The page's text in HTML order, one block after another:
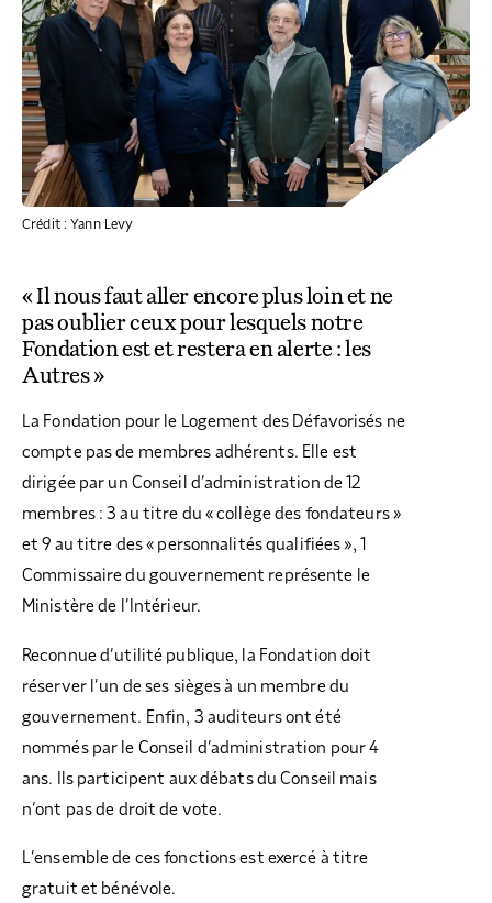
NOS AMIS, PARRAINS ET MARRAINES
NOS FONDATIONS ABRITÉES
NOS ÉVÉNEMENTS
NOUS REJOINDRE
ACCUEILLIR, ACCOMPAGNER, LOGER
SOUTENIR L’ENGAGEMENT DES HABITANTS
DÉFENDRE L’ACCÈS AUX DROITS
DONNER LES MOYENS D’AGIR
RAPPORTS SUR L’ÉTAT DU MAL-LOGEMENT
S’ENGAGER AUTREMENT
FAIRE UN DON IFI
PARTENARIATS ENTREPRISES
RÉDUCTIONS FISCALES
Crédit : Yann Levy
« Il nous faut aller encore plus loin et ne
pas oublier ceux pour lesquels notre
Fondation est et restera en alerte : les
Autres »
La Fondation pour le Logement des Défavorisés ne
compte pas de membres adhérents. Elle est
dirigée par un Conseil d’administration de 12
membres : 3 au titre du « collège des fondateurs »
et 9 au titre des « personnalités qualifiées », 1
Commissaire du gouvernement représente le
Ministère de l’Intérieur.
Reconnue d’utilité publique, la Fondation doit
réserver l’un de ses sièges à un membre du
gouvernement. Enfin, 3 auditeurs ont été
nommés par le Conseil d’administration pour 4
ans. Ils participent aux débats du Conseil mais
n’ont pas de droit de vote.
L’ensemble de ces fonctions est exercé à titre
gratuit et bénévole.